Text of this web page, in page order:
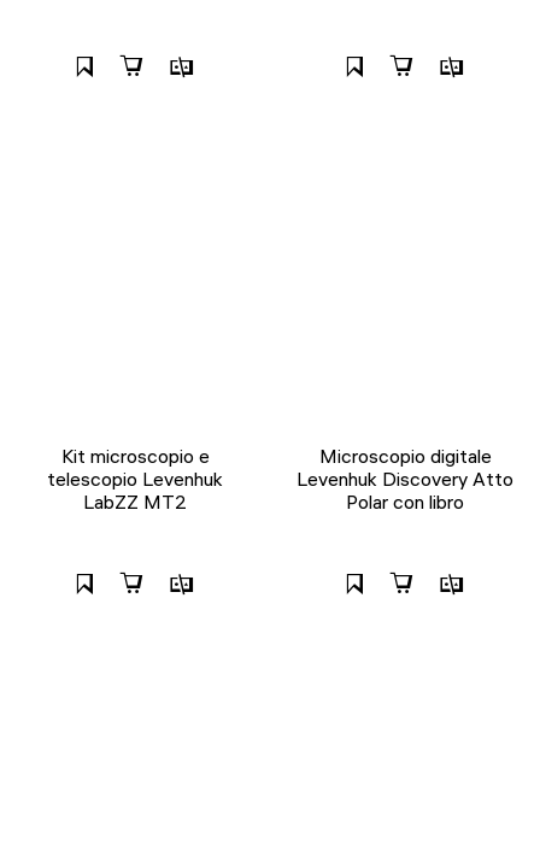
Kit microscopio e
telescopio Levenhuk
LabZZ MT2
Microscopio digitale
Levenhuk Discovery Atto
Polar con libro